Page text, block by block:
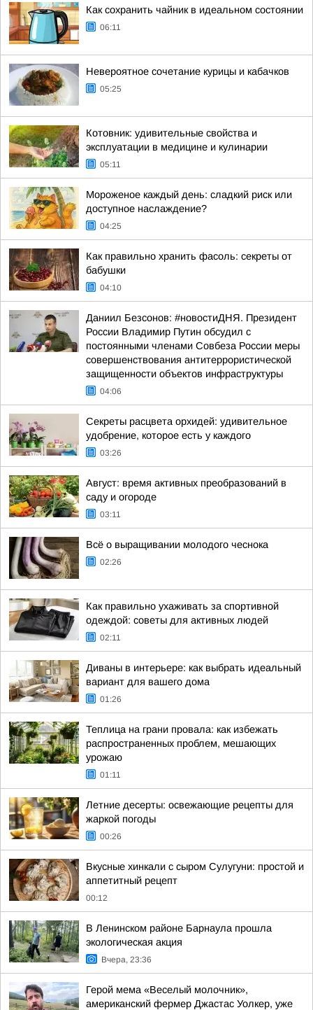
Как сохранить чайник в идеальном состоянии
06:11
Невероятное сочетание курицы и кабачков
05:25
Котовник: удивительные свойства и
эксплуатации в медицине и кулинарии
05:11
Мороженое каждый день: сладкий риск или
доступное наслаждение?
04:25
Как правильно хранить фасоль: секреты от
бабушки
04:10
Даниил Безсонов: #новостиДНЯ. Президент
России Владимир Путин обсудил с
постоянными членами Совбеза России меры
совершенствования антитеррористической
защищенности объектов инфраструктуры
04:06
Секреты расцвета орхидей: удивительное
удобрение, которое есть у каждого
03:26
Август: время активных преобразований в
саду и огороде
03:11
Всё о выращивании молодого чеснока
02:26
Как правильно ухаживать за спортивной
одеждой: советы для активных людей
02:11
Диваны в интерьере: как выбрать идеальный
вариант для вашего дома
01:26
Теплица на грани провала: как избежать
распространенных проблем, мешающих
урожаю
01:11
Летние десерты: освежающие рецепты для
жаркой погоды
00:26
Вкусные хинкали с сыром Сулугуни: простой и
аппетитный рецепт
00:12
В Ленинском районе Барнаула прошла
экологическая акция
Вчера, 23:36
Герой мема «Веселый молочник»,
американский фермер Джастас Уолкер, уже